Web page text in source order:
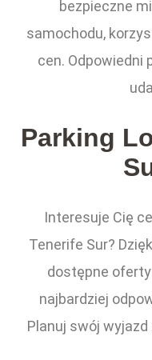
bezpieczne
samochodu,
cen. Odpowiedni
Parking
Interesuje Cię
Tenerife Sur?
dostępne
najbardziej
Planuj swój